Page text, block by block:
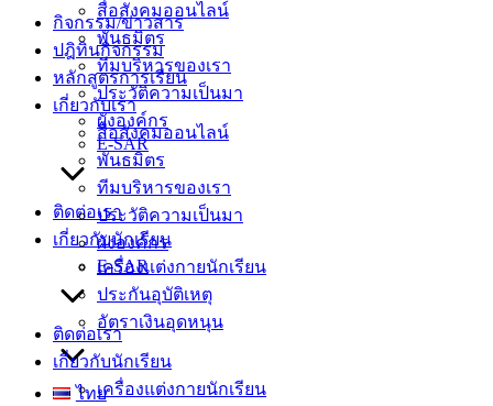
กิจกรรม/ข่าวสาร
ปฎิทินกิจกรรม
หลักสูตรการเรียน
เกี่ยวกับเรา
สื่อสังคมออนไลน์
พันธมิตร
ทีมบริหารของเรา
ประวัติความเป็นมา
ผังองค์กร
E-SAR
ติดต่อเรา
เกี่ยวกับนักเรียน
เครื่องแต่งกายนักเรียน
สื่อสังคมออนไลน์
พันธมิตร
ทีมบริหารของเรา
ประวัติความเป็นมา
ผังองค์กร
E-SAR
ติดต่อเรา
เกี่ยวกับนักเรียน
เครื่องแต่งกายนักเรียน
ประกันอุบัติเหตุ
อัตราเงินอุดหนุน
ไทย